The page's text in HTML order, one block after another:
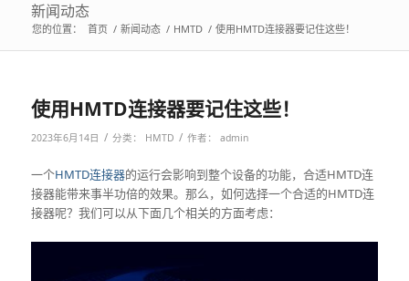
新闻动态
您的位置： 首页 / 新闻动态 / HMTD / 使用HMTD连接器要记住这些！
使用HMTD连接器要记住这些！
2023年6月14日 / 分类： HMTD / 作者： admin
一个HMTD连接器的运行会影响到整个设备的功能，合适HMTD连
接器能带来事半功倍的效果。那么，如何选择一个合适的HMTD连
接器呢？我们可以从下面几个相关的方面考虑：